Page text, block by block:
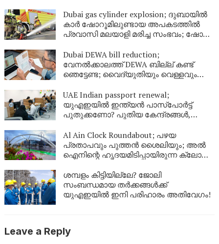
Dubai gas cylinder explosion; ദുബായിൽ
കാർ ഷോറൂമിലുണ്ടായ അപകടത്തിൽ
പ്രവാസി മലയാളി മരിച്ച സംഭവം; ഷോറൂം
Dubai DEWA bill reduction;
വേനൽക്കാലത്ത് DEWA ബില്ല് കണ്ട്
ഞെട്ടേണ്ട; വൈദ്യുതിയും വെള്ളവും
UAE Indian passport renewal;
യുഎഇയിൽ ഇന്ത്യൻ പാസ്‌പോർട്ട്
പുതുക്കണോ? പുതിയ കേന്ദ്രങ്ങൾ,
അറിയേണ്ടതെല്ലാം
Al Ain Clock Roundabout; പഴയ
പ്രതാപവും പുത്തൻ ശൈലിയും; അൽ
ഐനിന്റെ ഹൃദയമിടിപ്പായിരുന്ന ക്ലോക്ക്
ശമ്പളം കിട്ടിയില്ലേ? ജോലി
സംബന്ധമായ തർക്കങ്ങൾക്ക്
യുഎഇയിൽ ഇനി പരിഹാരം അതിവേഗം!
Leave a Reply